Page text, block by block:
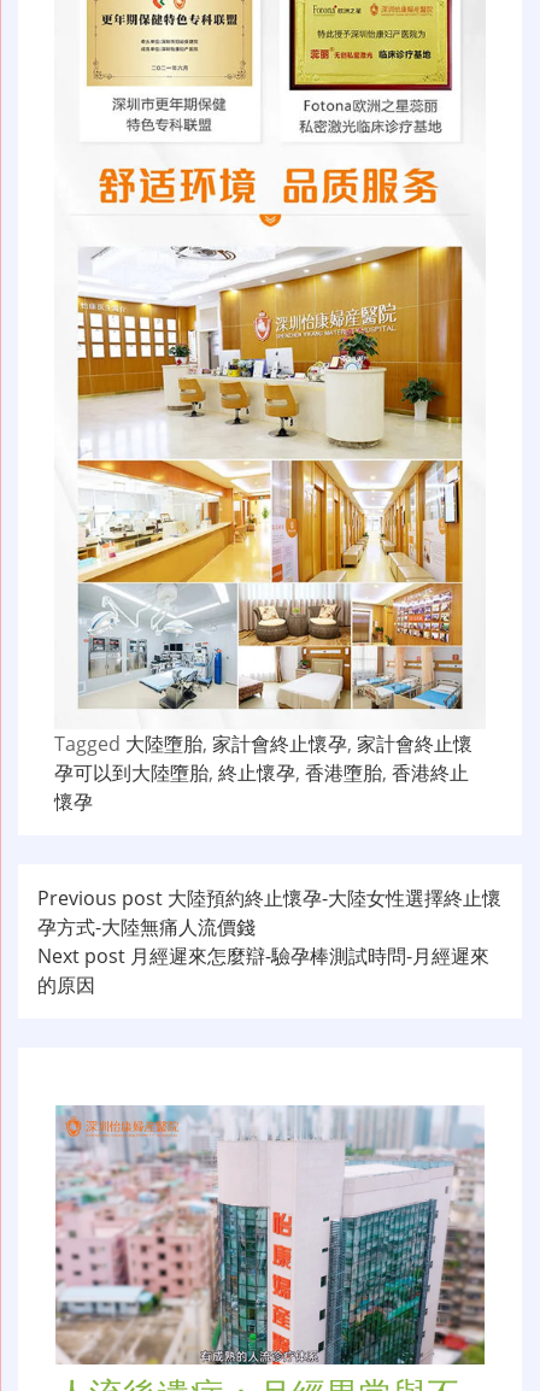
Tagged 大陸墮胎, 家計會終止懷孕, 家計會終止懷
孕可以到大陸墮胎, 終止懷孕, 香港墮胎, 香港終止
懷孕
文
章
导
Previous post 大陸預約終止懷孕-​大陸女性選擇終止懷
孕方式-大陸無痛人流價錢
Next post 月經遲來怎麼辯-驗孕棒測試時問-月經遲來
的原因